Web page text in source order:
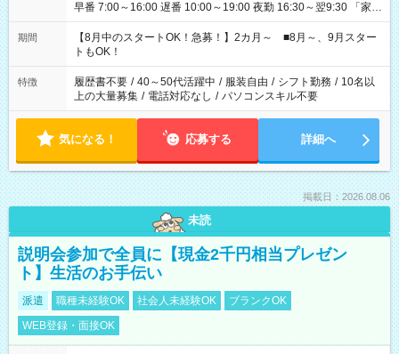
早番 7:00～16:00 遅番 10:00～19:00 夜勤 16:30～翌9:30 「家族
と休みを合わせたい」 「余裕を持って夕飯の準備がしたい」
「できれば残業はしたくない」 など、ご希望を教えてください
ね。 ※Wワーク希望の方へ 今ご覧のお仕事で希望する勤務時間
と、もう1つのお仕事の勤務時間。 合計で週40時間を超える場
合は応募できません。
期間
【8月中のスタートOK！急募！】2カ月～ ■8月～、9月スター
トもOK！
特徴 履歴書不要 / 40～50代活躍中 / 服装自由 / シフト勤務 / 10名以
上の大量募集 / 電話対応なし / パソコンスキル不要
気になる！ 応募する 詳細へ
掲載日：2026.08.06
未読
説明会参加で全員に【現金2千円相当プレゼン
ト】生活のお手伝い
派遣 職種未経験OK 社会人未経験OK
ブランクOK
WEB登録・面接OK